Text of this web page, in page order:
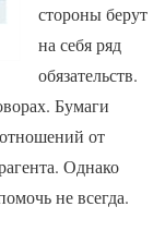
стороны берут
на себя ряд
обязательств.
Бумаги
от
Однако
не всегда.